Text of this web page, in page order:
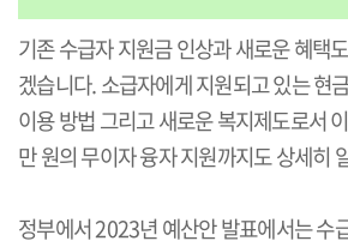
기존 수급자 지원금 인상과 새로운 혜택
겠습니다. 소급자에게 지원되고 있는 현
이용 방법 그리고 새로운 복지제도로서
만 원의 무이자 융자 지원까지도 상세히
정부에서 2023년 예산안 발표에서는 수